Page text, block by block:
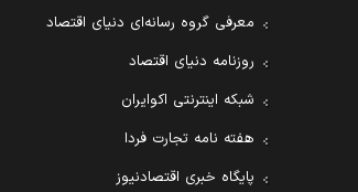
معرفی گروه رسانه‌ای دنیای اقتصاد
روزنامه دنیای اقتصاد
شبکه اینترنتی اکوایران
هفته نامه تجارت فردا
پایگاه خبری اقتصادنیوز